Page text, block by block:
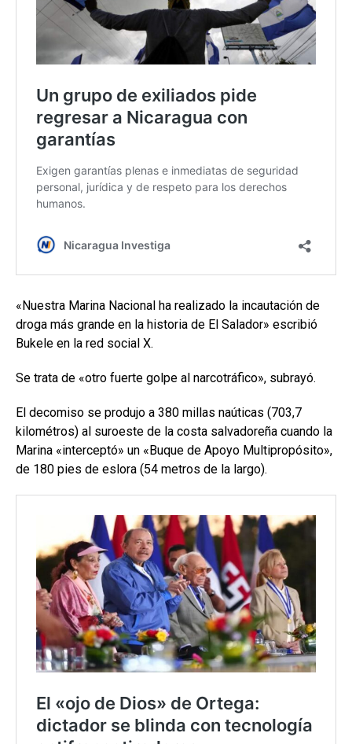
«Nuestra Marina Nacional ha realizado la incautación de
droga más grande en la historia de El Salador» escribió
Bukele en la red social X.
Se trata de «otro fuerte golpe al narcotráfico», subrayó.
El decomiso se produjo a 380 millas naúticas (703,7
kilométros) al suroeste de la costa salvadoreña cuando la
Marina «interceptó» un «Buque de Apoyo Multipropósito»,
de 180 pies de eslora (54 metros de la largo).